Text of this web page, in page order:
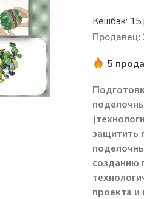
Кешбэк: 15
Продавец:
5
защитить
созданию
проекта и